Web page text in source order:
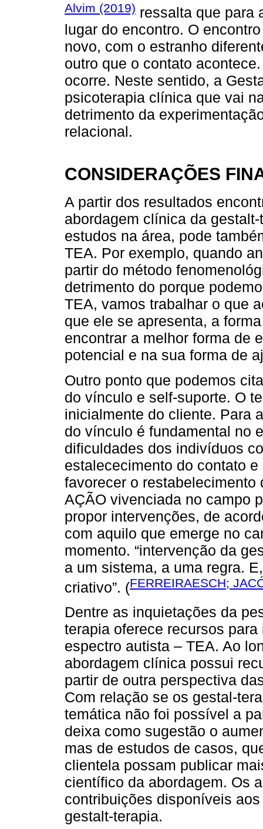
Alvim (2019) ressalta que para
lugar do encontro. O
novo, com o estranho
outro que o contato
ocorre. Neste sentido, a
psicoterapia clínica que vai
detrimento da
relacional.
CONSIDERAÇÕES
A partir dos resultados
abordagem clínica da
estudos na área, pode
TEA. Por exemplo, quando
partir do método
detrimento do porque
TEA, vamos trabalhar o que
que ele se apresenta, a
encontrar a melhor forma de
potencial e na sua forma de
Outro ponto que podemos
do vínculo e self-suporte. O
inicialmente do cliente. Para
do vínculo é fundamental no
dificuldades dos indivíduos
estalececimento do contato
favorecer o restabelecimento
AÇÃO vivenciada no campo
propor intervenções, de
com aquilo que emerge no
momento. “intervenção da
a um sistema, a uma regra.
criativo”. (FERREIRAESCH;
Dentre as inquietações da
terapia oferece recursos
espectro autista – TEA. Ao
abordagem clínica possui
partir de outra perspectiva
Com relação se os gestal-
temática não foi possível a
deixa como sugestão o
mas de estudos de casos,
clientela possam publicar
científico da abordagem. Os
contribuições disponíveis
gestalt-terapia.